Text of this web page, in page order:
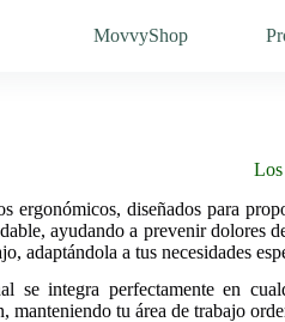
MovvyShop
Los
ergonómicos, diseñados para
ayudando a prevenir dolores
adaptándola a tus necesidades
se integra perfectamente en
manteniendo tu área de trabajo